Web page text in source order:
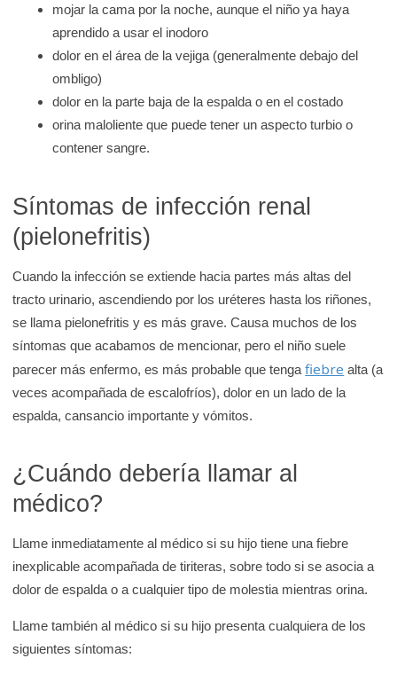
mojar la cama por la noche, aunque el niño ya haya
aprendido a usar el inodoro
dolor en el área de la vejiga (generalmente debajo del
ombligo)
dolor en la parte baja de la espalda o en el costado
orina maloliente que puede tener un aspecto turbio o
contener sangre.
Síntomas de infección renal
(pielonefritis)
Cuando la infección se extiende hacia partes más altas del
tracto urinario, ascendiendo por los uréteres hasta los riñones,
se llama pielonefritis y es más grave. Causa muchos de los
síntomas que acabamos de mencionar, pero el niño suele
parecer más enfermo, es más probable que tengafiebre alta (a
veces acompañada de escalofríos), dolor en un lado de la
espalda, cansancio importante y vómitos.
¿Cuándo debería llamar al
médico?
Llame inmediatamente al médico si su hijo tiene una fiebre
inexplicable acompañada de tiriteras, sobre todo si se asocia a
dolor de espalda o a cualquier tipo de molestia mientras orina.
Llame también al médico si su hijo presenta cualquiera de los
siguientes síntomas: